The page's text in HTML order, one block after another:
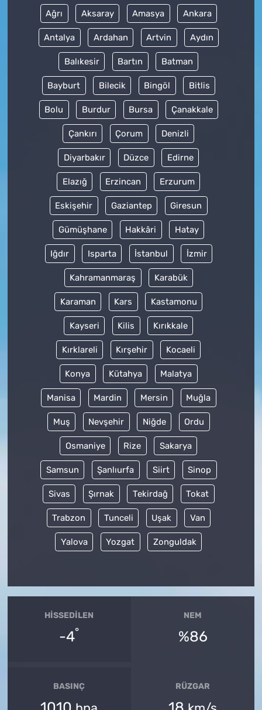
Ağrı Aksaray Amasya Ankara
Antalya Ardahan Artvin Aydın
Balıkesir Bartın Batman
Bayburt Bilecik Bingöl Bitlis
Bolu Burdur Bursa Çanakkale
Çankırı Çorum Denizli
Diyarbakır Düzce Edirne
Elazığ Erzincan Erzurum
Eskişehir Gaziantep Giresun
Gümüşhane Hakkâri Hatay
Iğdır Isparta İstanbul İzmir
Kahramanmaraş Karabük
Karaman Kars Kastamonu
Kayseri Kilis Kırıkkale
Kırklareli Kırşehir Kocaeli
Konya Kütahya Malatya
Manisa Mardin Mersin Muğla
Muş Nevşehir Niğde Ordu
Osmaniye Rize Sakarya
Samsun Şanlıurfa Siirt Sinop
Sivas Şırnak Tekirdağ Tokat
Trabzon Tunceli Uşak Van
Yalova Yozgat Zonguldak
HISSEDILEN
-4°
NEM
%86
BASINÇ RÜZGAR